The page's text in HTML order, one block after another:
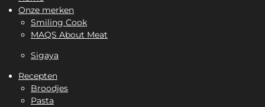
Onze merken
Smiling Cook
MAQS About Meat
Sigaya
Recepten
Broodjes
Pasta